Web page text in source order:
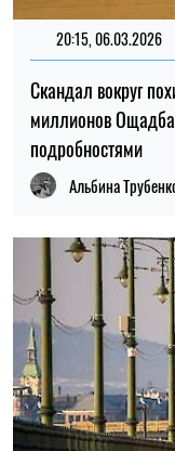
20:15, 06.03.2026
Скандал вокруг
миллионов
подробностями
Альбина